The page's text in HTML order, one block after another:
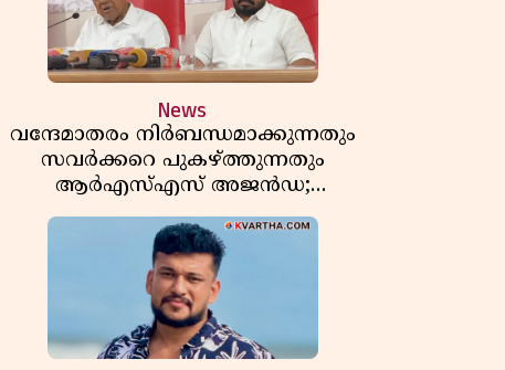
News
വന്ദേമാതരം നിർബന്ധമാക്കുന്നതും
സവർക്കറെ പുകഴ്ത്തുന്നതും
ആർഎസ്എസ് അജൻഡ;
സർക്കാരിനെതിരെ പിണറായി വിജയൻ